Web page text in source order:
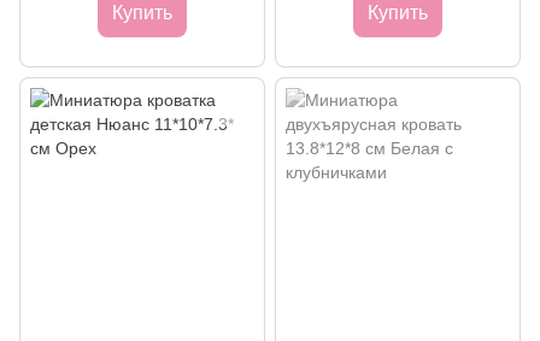
Купить Купить